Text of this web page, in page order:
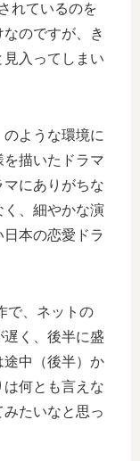
れているのを
のですが、き
入ってしまい
ような環境に
描いたドラマ
にありがちな
く、細やかな演
本の恋愛ドラ
で、ネットの
く、後半に盛
途中（後半）か
何とも言えな
たいなと思っ